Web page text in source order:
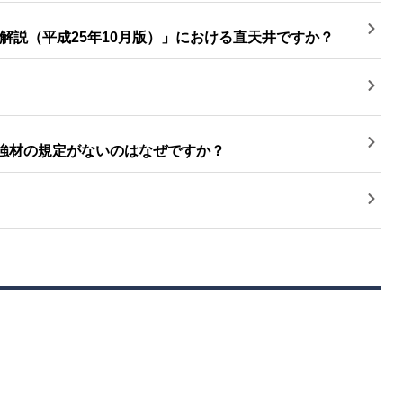
説（平成25年10月版）」における直天井ですか？
の規定がないのはなぜですか？